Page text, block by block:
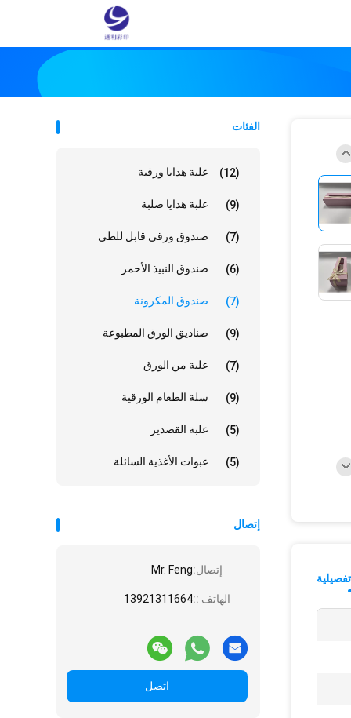
الفئات
علبة هدايا ورقية (12)
علبة هدايا صلبة (9)
صندوق ورقي قابل للطي (7)
صندوق النبيذ الأحمر (6)
صندوق المكرونة (7)
صناديق الورق المطبوعة (9)
علبة من الورق (7)
سلة الطعام الورقية (9)
علبة القصدير (5)
عبوات الأغذية السائلة (5)
إتصال
إتصال:Mr. Feng
الهاتف ::13921311664
اتصل